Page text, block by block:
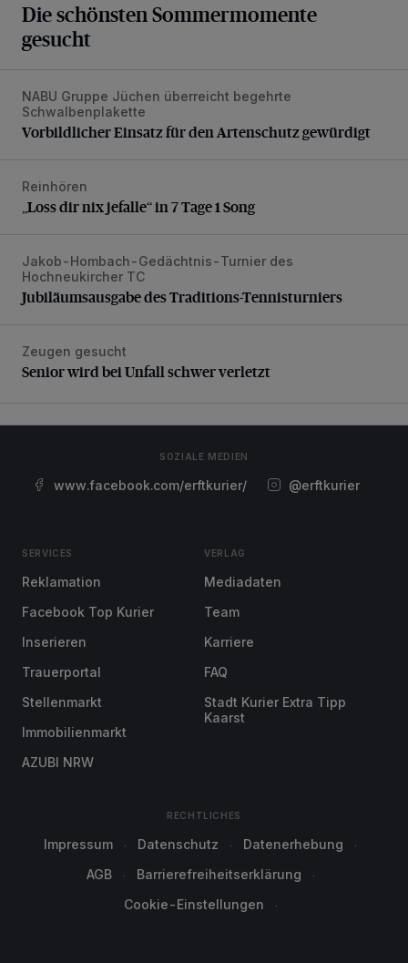
Die schönsten Sommermomente
gesucht
Vorbildlicher Einsatz für den Artenschutz gewürdigt
NABU Gruppe Jüchen überreicht begehrte
Schwalbenplakette
Vorbildlicher Einsatz für den Artenschutz gewürdigt
„Loss dir nix jefalle“ in 7 Tage 1 Song
Reinhören
„Loss dir nix jefalle“ in 7 Tage 1 Song
Jubiläumsausgabe des Traditions-Tennisturniers
Jakob-Hombach-Gedächtnis-Turnier des
Hochneukircher TC
Jubiläumsausgabe des Traditions-Tennisturniers
Senior wird bei Unfall schwer verletzt
Zeugen gesucht
Senior wird bei Unfall schwer verletzt
SOZIALE MEDIEN
www.facebook.com/erftkurier/ @erftkurier
SERVICES
Reklamation
Facebook Top Kurier
Inserieren
Trauerportal
Stellenmarkt
Immobilienmarkt
AZUBI NRW
VERLAG
Mediadaten
Team
Karriere
FAQ
Stadt Kurier Extra Tipp
Kaarst
RECHTLICHES
Impressum Datenschutz
Datenerhebung
AGB
Barrierefreiheitserklärung
Cookie-Einstellungen